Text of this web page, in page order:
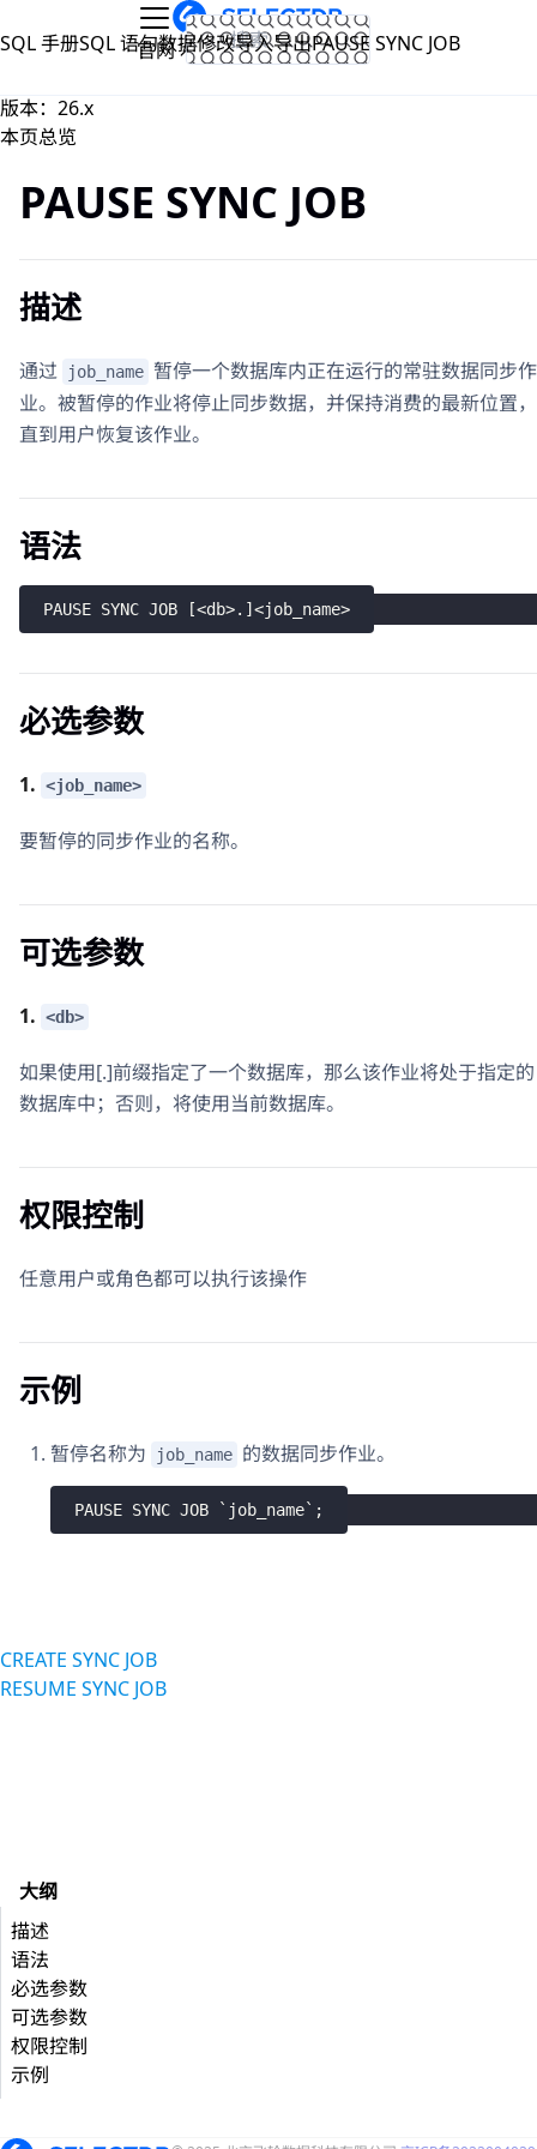
文档
官网
SQL 手册SQL 语句数据修改导入导出PAUSE SYNC JOB
版本：26.x
本页总览
PAUSE SYNC JOB
描述
通过 job_name 暂停一个数据库内正在运行的常驻数据同步作
业。被暂停的作业将停止同步数据，并保持消费的最新位置，
直到用户恢复该作业。
语法
PAUSE SYNC JOB [<db>. ] <job_name>
必选参数
1. <job_name>
要暂停的同步作业的名称。
可选参数
1. <db>
如果使用[.]前缀指定了一个数据库，那么该作业将处于指定的
数据库中；否则，将使用当前数据库。
权限控制
任意用户或角色都可以执行该操作
示例
暂停名称为 job_name 的数据同步作业。
PAUSE SYNC JOB ` job_name` ;
CREATE SYNC JOB
RESUME SYNC JOB
大纲
描述
语法
必选参数
可选参数
权限控制
示例